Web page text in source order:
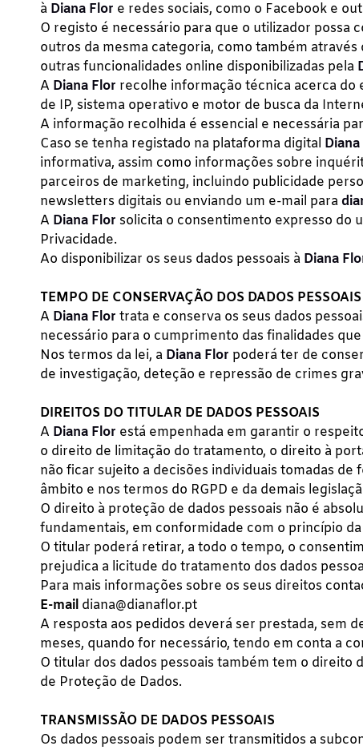
à Diana Flor e redes sociais, como o Facebook e
O registo é necessário para que o utilizador
outros da mesma categoria, como também
outras funcionalidades online disponibilizadas pela
A Diana Flor recolhe informação técnica acerca do
de IP, sistema operativo e motor de busca da
A informação recolhida é essencial e necessária
Caso se tenha registado na plataforma digital
informativa, assim como informações sobre
parceiros de marketing, incluindo publicidade
newsletters digitais ou enviando um e-mail para
A Diana Flor solicita o consentimento expresso do
Privacidade.
Ao disponibilizar os seus dados pessoais à Diana
TEMPO DE CONSERVAÇÃO DOS DADOS PESSOAIS
A Diana Flor trata e conserva os seus dados
necessário para o cumprimento das finalidades
Nos termos da lei, a Diana Flor poderá ter de
de investigação, deteção e repressão de crimes
DIREITOS DO TITULAR DE DADOS PESSOAIS
A Diana Flor está empenhada em garantir o
o direito de limitação do tratamento, o direito à
não ficar sujeito a decisões individuais tomadas
âmbito e nos termos do RGPD e da demais
O direito à proteção de dados pessoais não é
fundamentais, em conformidade com o princípio
O titular poderá retirar, a todo o tempo, o
prejudica a licitude do tratamento dos dados
Para mais informações sobre os seus direitos
E-mail diana@dianaflor.pt
A resposta aos pedidos deverá ser prestada, sem
meses, quando for necessário, tendo em conta a
O titular dos dados pessoais também tem o direito
de Proteção de Dados.
TRANSMISSÃO DE DADOS PESSOAIS
Os dados pessoais podem ser transmitidos a